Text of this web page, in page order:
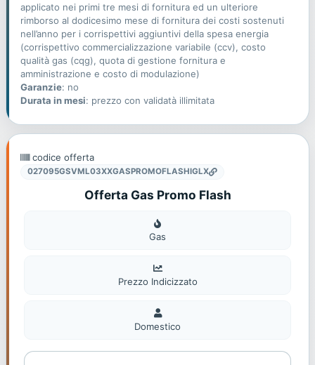
applicato nei primi tre mesi di fornitura ed un ulteriore
rimborso al dodicesimo mese di fornitura dei costi sostenuti
nell’anno per i corrispettivi aggiuntivi della spesa energia
(corrispettivo commercializzazione variabile (ccv), costo
qualità gas (cqg), quota di gestione fornitura e
amministrazione e costo di modulazione)
Garanzie: no
Durata in mesi: prezzo con validatà illimitata
codice offerta
027095GSVML03XXGASPROMOFLASHIGLX
Offerta Gas Promo Flash
Gas
Gas
Prezzo Indicizzato
Domestico
Domestico